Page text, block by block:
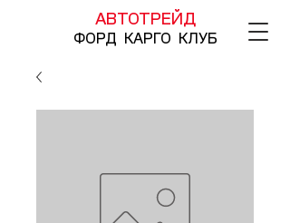
АВТОТРЕЙД
ФОРД КАРГО КЛУБ